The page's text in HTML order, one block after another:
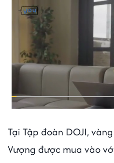
Tại Tập đoàn DOJI,
Vượng được mua vào